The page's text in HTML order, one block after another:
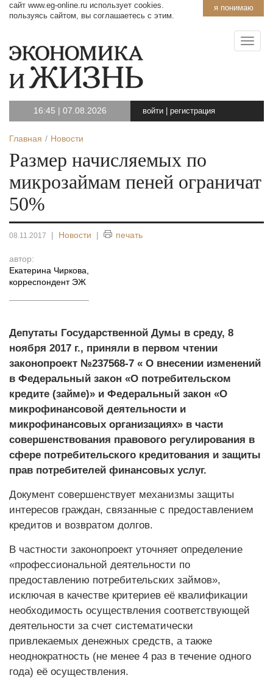
я понимаю
сайт www.eg-online.ru использует cookies.
пользуясь сайтом, вы соглашаетесь с этим.
16:45 | 07.08.2026 войти регистрация
Главная Новости
Размер начисляемых по
микрозаймам пеней ограничат
50%
08.11.2017 | Новости | печать
автор:
Екатерина Чиркова
корреспондент ЭЖ
Депутаты Государственной Думы в среду, 8
ноября 2017 г., приняли в первом чтении
законопроект №237568-7 « О внесении изменений
в Федеральный закон «О потребительском
кредите (займе)» и Федеральный закон «О
микрофинансовой деятельности и
микрофинансовых организациях» в части
совершенствования правового регулирования в
сфере потребительского кредитования и защиты
прав потребителей финансовых услуг.
Документ совершенствует механизмы защиты
интересов граждан, связанные с предоставлением
кредитов и возвратом долгов.
В частности законопроект уточняет определение
«профессиональной деятельности по
предоставлению потребительских займов»,
исключая в качестве критериев её квалификации
необходимость осуществления соответствующей
деятельности за счет систематически
привлекаемых денежных средств, а также
неоднократность (не менее 4 раз в течение одного
года) её осуществления.